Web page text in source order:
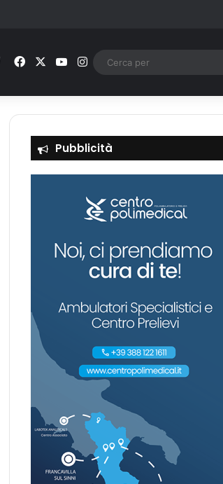
Facebook You TubeInstagram
Pubblicità